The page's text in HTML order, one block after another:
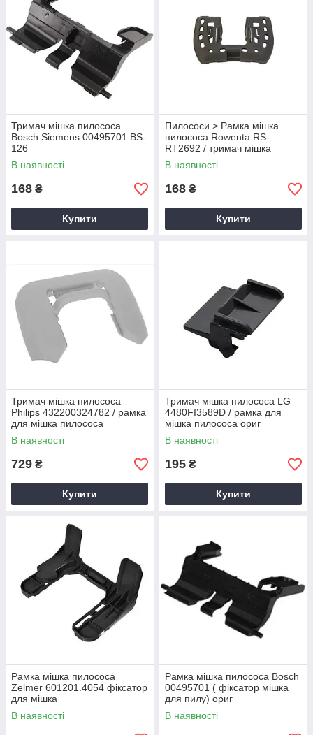
Тримач мішка пилососа
Bosch Siemens 00495701 BS-
126
В наявності
168 ₴
Купити
Пилососи > Рамка мішка
пилососа Rowenta RS-
RT2692 / тримач мішка
пилососа ориг
В наявності
168 ₴
Купити
Тримач мішка пилососа
Philips 432200324782 / рамка
для мішка пилососа
В наявності
729 ₴
Купити
Тримач мішка пилососа LG
4480FI3589D / рамка для
мішка пилососа ориг
В наявності
195 ₴
Купити
Рамка мішка пилососа
Zelmer 601201.4054 фіксатор
для мішка
В наявності
Рамка мішка пилососа Bosch
00495701 ( фіксатор мішка
для пилу) ориг
В наявності